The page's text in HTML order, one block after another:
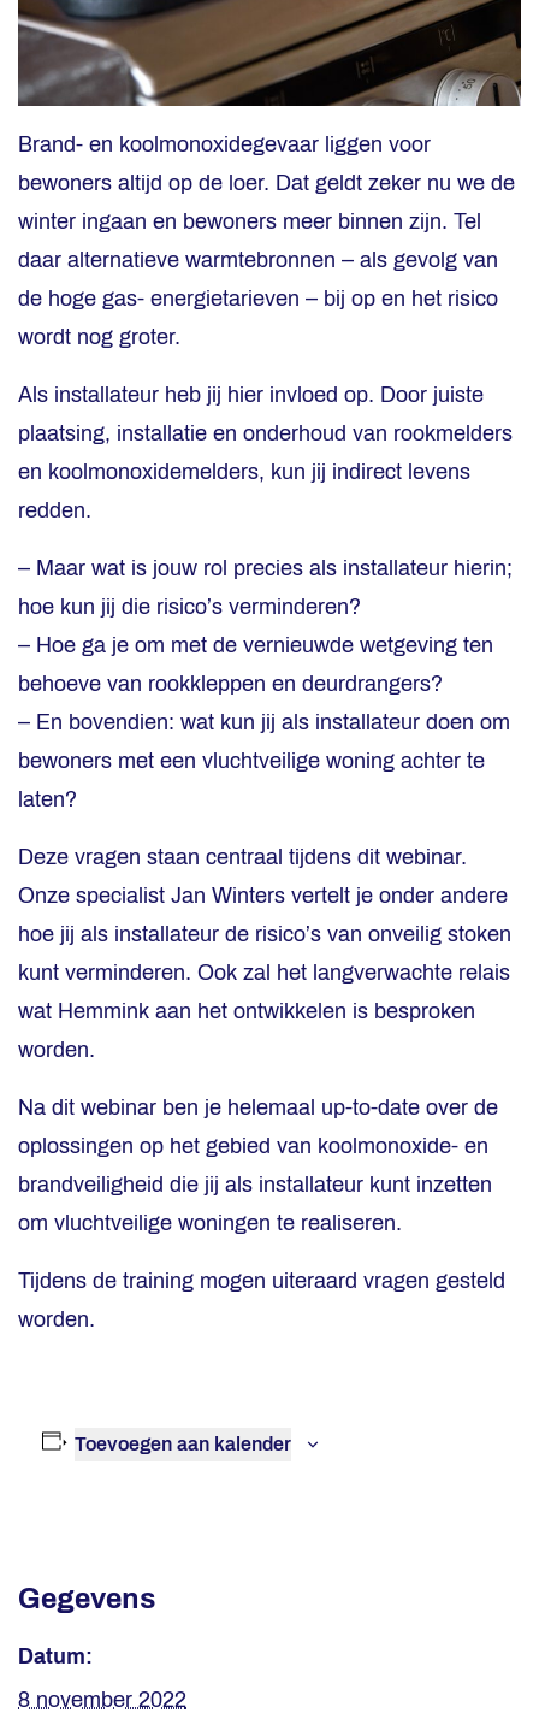
Brand- en koolmonoxidegevaar liggen voor
bewoners altijd op de loer. Dat geldt zeker nu we de
winter ingaan en bewoners meer binnen zijn. Tel
daar alternatieve warmtebronnen – als gevolg van
de hoge gas- energietarieven – bij op en het risico
wordt nog groter.
Als installateur heb jij hier invloed op. Door juiste
plaatsing, installatie en onderhoud van rookmelders
en koolmonoxidemelders, kun jij indirect levens
redden.
– Maar wat is jouw rol precies als installateur hierin;
hoe kun jij die risico’s verminderen?
– Hoe ga je om met de vernieuwde wetgeving ten
behoeve van rookkleppen en deurdrangers?
– En bovendien: wat kun jij als installateur doen om
bewoners met een vluchtveilige woning achter te
laten?
Deze vragen staan centraal tijdens dit webinar.
Onze specialist Jan Winters vertelt je onder andere
hoe jij als installateur de risico’s van onveilig stoken
kunt verminderen. Ook zal het langverwachte relais
wat Hemmink aan het ontwikkelen is besproken
worden.
Na dit webinar ben je helemaal up-to-date over de
oplossingen op het gebied van koolmonoxide- en
brandveiligheid die jij als installateur kunt inzetten
om vluchtveilige woningen te realiseren.
Tijdens de training mogen uiteraard vragen gesteld
worden.
Toevoegen aan kalender
Gegevens
Datum:
8 november 2022